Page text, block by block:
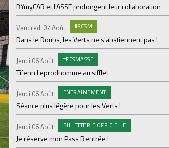
BYmyCAR et l'ASSE prolongent leur collaboration
Vendredi 07 Août #FCSM
Dans le Doubs, les Verts ne s'abstiennent pas !
Jeudi 06 Août #FCSMASSE
Tifenn Leprodhomme au sifflet
Jeudi 06 Août ENTRAÎNEMENT
Séance plus légère pour les Verts !
Jeudi 06 Août BILLETTERIE OFFICIELLE
Je réserve mon Pass Rentrée !